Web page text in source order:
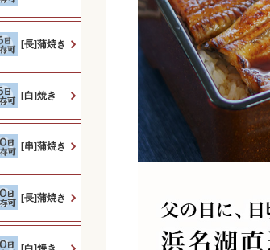
[長]蒲焼き
[白]焼き
[串]蒲焼き
[長]蒲焼き